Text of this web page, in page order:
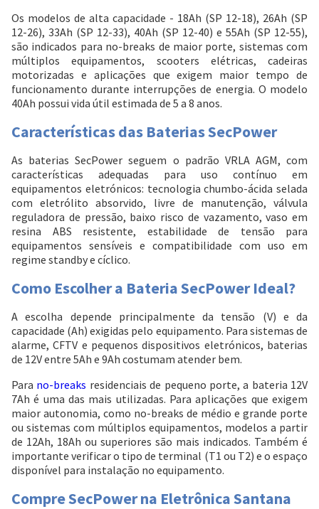
Os modelos de alta capacidade - 18Ah (SP 12-18), 26Ah (SP
12-26), 33Ah (SP 12-33), 40Ah (SP 12-40) e 55Ah (SP 12-55),
são indicados para no-breaks de maior porte, sistemas com
múltiplos equipamentos, scooters elétricas, cadeiras
motorizadas e aplicações que exigem maior tempo de
funcionamento durante interrupções de energia. O modelo
40Ah possui vida útil estimada de 5 a 8 anos.
Características das Baterias SecPower
As baterias SecPower seguem o padrão VRLA AGM, com
características adequadas para uso contínuo em
equipamentos eletrónicos: tecnologia chumbo-ácida selada
com eletrólito absorvido, livre de manutenção, válvula
reguladora de pressão, baixo risco de vazamento, vaso em
resina ABS resistente, estabilidade de tensão para
equipamentos sensíveis e compatibilidade com uso em
regime standby e cíclico.
Como Escolher a Bateria SecPower Ideal?
A escolha depende principalmente da tensão (V) e da
capacidade (Ah) exigidas pelo equipamento. Para sistemas de
alarme, CFTV e pequenos dispositivos eletrónicos, baterias
de 12V entre 5Ah e 9Ah costumam atender bem.
Para no-breaks residenciais de pequeno porte, a bateria 12V
7Ah é uma das mais utilizadas. Para aplicações que exigem
maior autonomia, como no-breaks de médio e grande porte
ou sistemas com múltiplos equipamentos, modelos a partir
de 12Ah, 18Ah ou superiores são mais indicados. Também é
importante verificar o tipo de terminal (T1 ou T2) e o espaço
disponível para instalação no equipamento.
Compre SecPower na Eletrônica Santana